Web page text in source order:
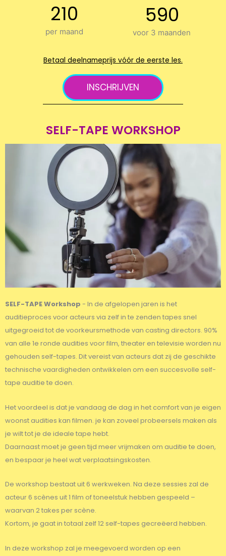
210 590
per maand voor 3 maanden
Betaal deelnameprijs vóór de eerste les.
INSCHRIJVEN
SELF-TAPE WORKSHOP
SELF-TAPE Workshop - In de afgelopen jaren is het
auditieproces voor acteurs via zelf in te zenden tapes snel
uitgegroeid tot de voorkeursmethode van casting directors. 90%
van alle 1e ronde audities voor film, theater en televisie worden nu
gehouden self-tapes. Dit vereist van acteurs dat zij de geschikte
technische vaardigheden ontwikkelen om een succesvolle self-
tape auditie te doen.
Het voordeel is dat je vandaag de dag in het comfort van je eigen
woonst audities kan filmen. je kan zoveel probeersels maken als
je wilt tot je de ideale tape hebt.
Daarnaast moet je geen tijd meer vrijmaken om auditie te doen,
en bespaar je heel wat verplaatsingskosten.
De workshop bestaat uit 6 werkweken. Na deze sessies zal de
acteur 6 scènes uit 1 film of toneelstuk hebben gespeeld –
waarvan 2 takes per scène.
Kortom, je gaat in totaal zelf 12 self-tapes gecreëerd hebben.
In deze workshop zal je meegevoerd worden op een